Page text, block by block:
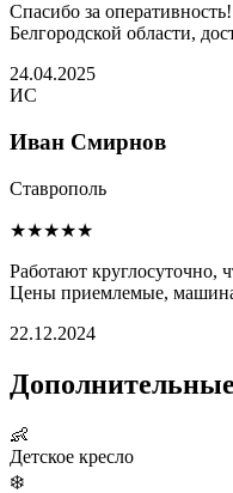
Спасибо за
Белгородской области,
24.04.2025
ИС
Иван Смирнов
Ставрополь
★★★★★
Работают круглосуточно,
Цены приемлемые,
22.12.2024
👶
Детское кресло
❄️